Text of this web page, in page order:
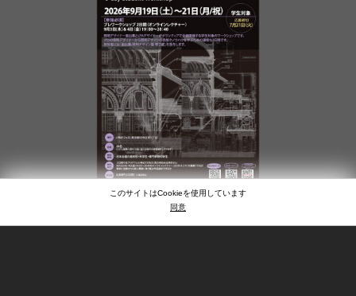
JUN . 11 . 2026
このサイトはCookieを使用しています
同意